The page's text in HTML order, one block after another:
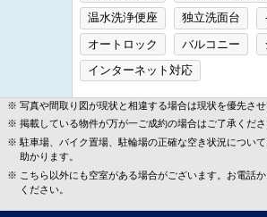
温水洗浄便座
独立洗面台
オートロック
バルコニー
インターネット対応
写真や間取り図が現状と相違する場合は現状を優先させ
掲載している物件が万が一ご成約の場合はご了承くださ
駐車場、バイク置場、駐輪場の正確な空き状況につい
助かります。
こちら以外にも空室がある場合がございます。お電話
ください。